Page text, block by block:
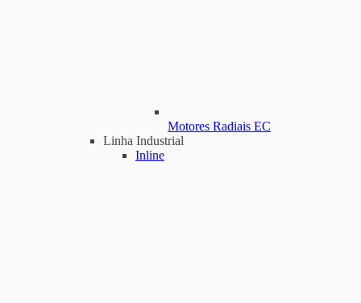
Motores Radiais EC
Linha Industrial
Inline